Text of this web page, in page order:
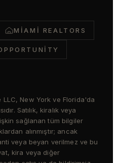
MIAMI REALTORS
LLC, New York ve Florida'da
Satılık, kiralık veya
sağlanan tüm bilgiler
alınmıştır; ancak
veya beyan verilmez ve bu
kira veya diğer